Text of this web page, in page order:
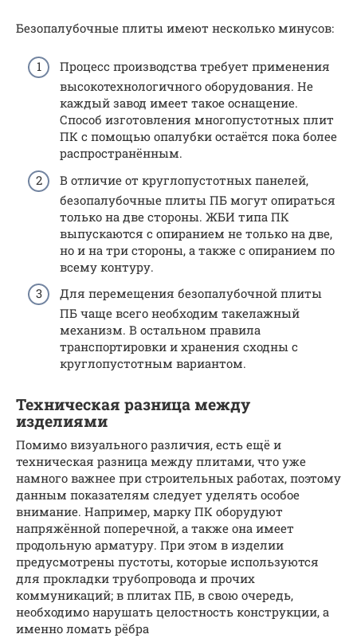
Безопалубочные плиты имеют несколько минусов:
Процесс производства требует применения
высокотехнологичного оборудования. Не
каждый завод имеет такое оснащение.
Способ изготовления многопустотных плит
ПК с помощью опалубки остаётся пока более
распространённым.
В отличие от круглопустотных панелей,
безопалубочные плиты ПБ могут опираться
только на две стороны. ЖБИ типа ПК
выпускаются с опиранием не только на две,
но и на три стороны, а также с опиранием по
всему контуру.
Для перемещения безопалубочной плиты
ПБ чаще всего необходим такелажный
механизм. В остальном правила
транспортировки и хранения сходны с
круглопустотным вариантом.
Техническая разница между
изделиями
Помимо визуального различия, есть ещё и
техническая разница между плитами, что уже
намного важнее при строительных работах, поэтому
данным показателям следует уделять особое
внимание. Например, марку ПК оборудуют
напряжённой поперечной, а также она имеет
продольную арматуру. При этом в изделии
предусмотрены пустоты, которые используются
для прокладки трубопровода и прочих
коммуникаций; в плитах ПБ, в свою очередь,
необходимо нарушать целостность конструкции, а
именно ломать рёбра